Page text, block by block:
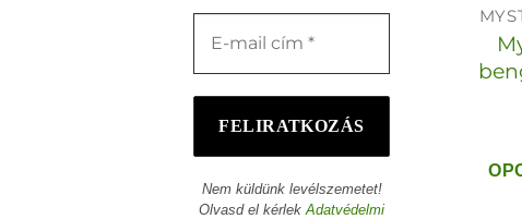
Nem küldünk levélszemetet!
Olvasd el kérlek Adatvédelmi